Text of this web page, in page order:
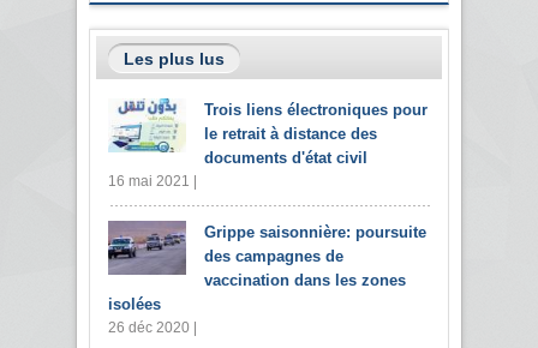
Les plus lus
Trois liens électroniques pour
le retrait à distance des
documents d'état civil
16 mai 2021 |
Grippe saisonnière: poursuite
des campagnes de
vaccination dans les zones
isolées
26 déc 2020 |